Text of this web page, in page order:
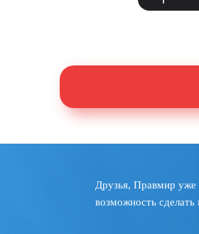
Друзья, Правмир
возможность